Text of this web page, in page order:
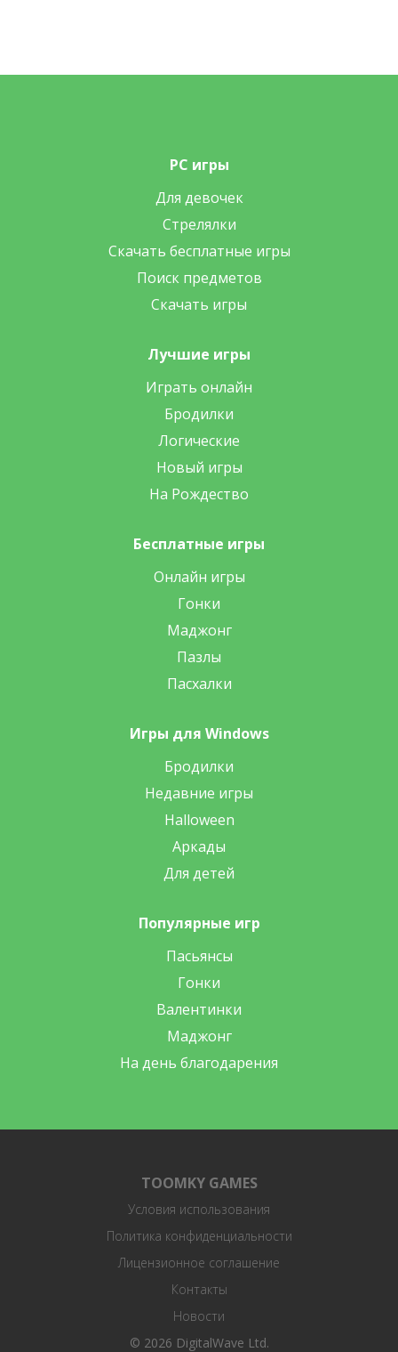
PC игры
Для девочек
Стрелялки
Скачать бесплатные игры
Поиск предметов
Скачать игры
Лучшие игры
Играть онлайн
Бродилки
Логические
Новый игры
На Рождество
Бесплатные игры
Онлайн игры
Гонки
Маджонг
Пазлы
Пасхалки
Игры для Windows
Бродилки
Недавние игры
Halloween
Аркады
Для детей
Популярные игр
Пасьянсы
Гонки
Валентинки
Маджонг
На день благодарения
TOOMKY GAMES
Условия использования
Политика конфиденциальности
Лицензионное соглашение
Контакты
Новости
© 2026 DigitalWave Ltd.